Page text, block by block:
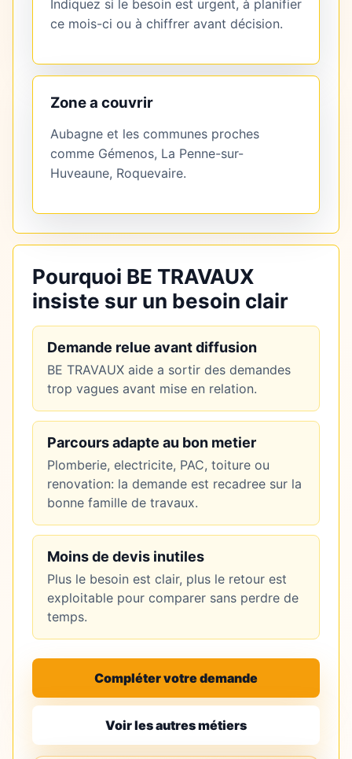
Indiquez si le besoin est urgent, à planifier
ce mois-ci ou à chiffrer avant décision.
Zone a couvrir
Aubagne et les communes proches
comme Gémenos, La Penne-sur-
Huveaune, Roquevaire.
Pourquoi BE TRAVAUX
insiste sur un besoin clair
Demande relue avant diffusion
BE TRAVAUX aide a sortir des demandes
trop vagues avant mise en relation.
Parcours adapte au bon metier
Plomberie, electricite, PAC, toiture ou
renovation: la demande est recadree sur la
bonne famille de travaux.
Moins de devis inutiles
Plus le besoin est clair, plus le retour est
exploitable pour comparer sans perdre de
temps.
Compléter votre demande
Voir les autres métiers